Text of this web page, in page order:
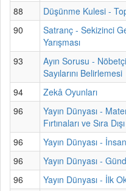
88
Düşünme Kulesi -
90
Satranç - Sekizinci
Yarışması
93
Ayın Sorusu -
Sayılarını Belirlemesi
94
Zekâ Oyunları
96
Yayın Dünyası -
Fırtınaları ve Sıra
96
Yayın Dünyası -
96
Yayın Dünyası -
96
Yayın Dünyası - İlk